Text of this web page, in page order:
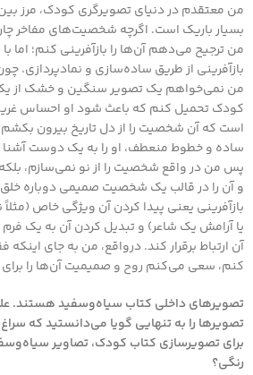
من معتقدم در دنیای تصویرگری کودک، مرز
بسیار باریک است. اگرچه شخصیت‌های مفاخر
من ترجیح می‌دهم آن‌ها را بازآفرینی کنم؛ اما
بازآفرینی از طریق ساده‌سازی و
من نمی‌خواهم یک تصویر سنگین و خشک از
کودک تحمیل کنم که باعث شود او احساس
است که آن شخصیت را از دل تاریخ بیرون بکشم
ساده و خطوط منعطف، او را به یک دوست
پس من در واقع شخصیت را از نو نمی‌سازم،
و آن را در قالب یک شخصیت صمیمی دوباره
بازآفرینی یعنی پیدا کردن آن ویژگی خاص
یا آرامش یک شاعر) و تبدیل کردن آن به یک فرم
آن ارتباط برقرار کند. درواقع، من به جای
کنم، سعی می‌کنم روح و صمیمیت آن‌ها را برای
تصویرهای داخلی کتاب سیاه‌وسفید هستند.
تصویرها را به تنهایی گویا می‌دانستید که
برای تصویرسازی کتاب کودک، تصاویر
رنگی؟